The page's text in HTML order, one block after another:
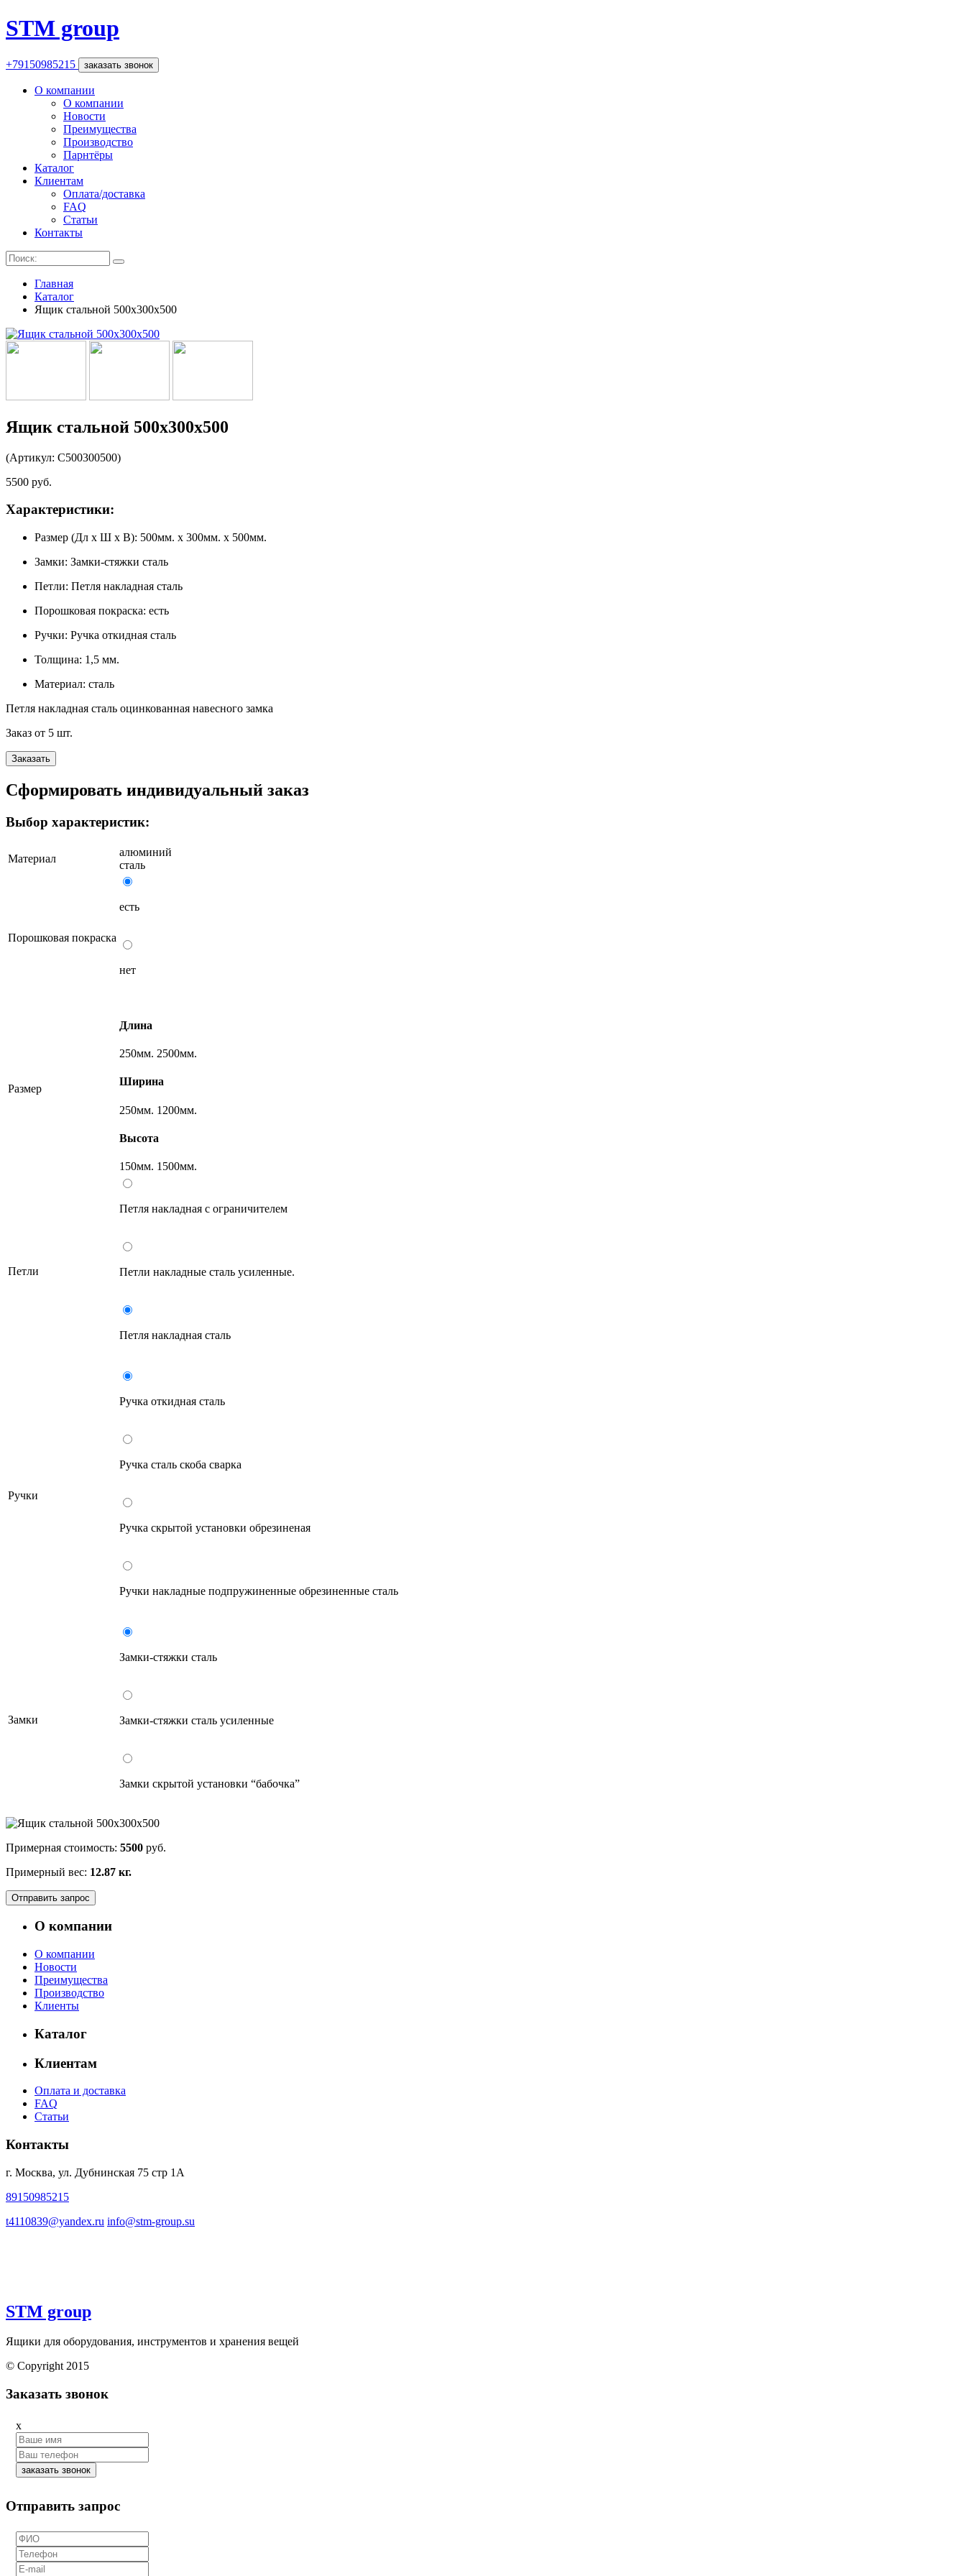
STM group
+79150985215 заказать звонок
О компании
О компании
Новости
Преимущества
Производство
Парнтёры
Каталог
Клиентам
Оплата/доставка
FAQ
Статьи
Контакты
Главная
Каталог
Ящик стальной 500х300х500
Ящик стальной 500х300х500
(Артикул: С500300500)
5500 руб.
Характеристики:
Размер (Дл x Ш x В): 500мм. x 300мм. x 500мм.
Замки: Замки-стяжки сталь
Петли: Петля накладная сталь
Порошковая покраска: есть
Ручки: Ручка откидная сталь
Толщина: 1,5 мм.
Материал: сталь
Петля накладная сталь оцинкованная навесного замка
Заказ от 5 шт.
Заказать
Сформировать индивидуальный заказ
Выбор характеристик:
Материал
алюминий
сталь
Порошковая покраска
есть
нет
Размер
Длина
250мм. 2500мм.
Ширина
250мм. 1200мм.
Высота
150мм. 1500мм.
Петли
Петля накладная с ограничителем
Петли накладные сталь усиленные.
Петля накладная сталь
Ручки
Ручка откидная сталь
Ручка сталь скоба сварка
Ручка скрытой установки обрезиненая
Ручки накладные подпружиненные обрезиненные сталь
Замки
Замки-стяжки сталь
Замки-стяжки сталь усиленные
Замки скрытой установки “бабочка”
Примерная стоимость: 5500 руб.
Примерный вес: 12.87 кг.
Отправить запрос
О компании
О компании
Новости
Преимущества
Производство
Клиенты
Каталог
Клиентам
Оплата и доставка
FAQ
Статьи
Контакты
г. Москва, ул. Дубнинская 75 стр 1А
89150985215
t4110839@yandex.ru info@stm-group.su
STM group
Ящики для оборудования, инструментов и хранения вещей
© Copyright 2015
Заказать звонок
x
заказать звонок
Отправить запрос